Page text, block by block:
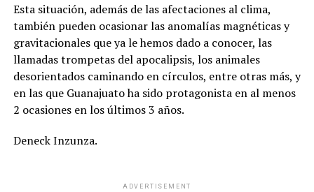
Esta situación, además de las afectaciones al clima,
también pueden ocasionar las anomalías magnéticas y
gravitacionales que ya le hemos dado a conocer, las
llamadas trompetas del apocalipsis, los animales
desorientados caminando en círculos, entre otras más, y
en las que Guanajuato ha sido protagonista en al menos
2 ocasiones en los últimos 3 años.
Deneck Inzunza.
ADVERTISEMENT